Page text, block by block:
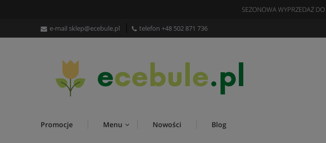
SEZONOWA WYPRZEDAŻ DO
e-mail sklep@ecebule.pl telefon +48 502 871 736
Promocje Menu Nowości Blog